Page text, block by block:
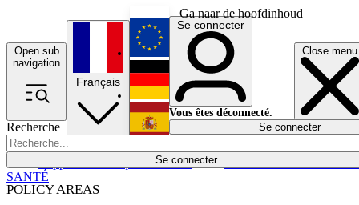
Ga naar de hoofdinhoud
Open sub
navigation
Close menu
Recherche
Se connecter
POLICY AREAS
Économie
Français
English
Deutsch
Español
Se connecter
Vous êtes déconnecté.
Se connecter
SANTÉ